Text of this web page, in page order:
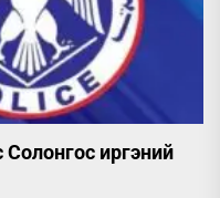
Солонгос иргэний